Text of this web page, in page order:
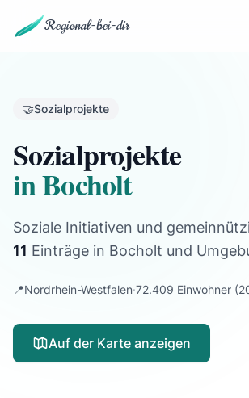
Regional-bei-dir
🤝Sozialprojekte
Sozialprojekte
in Bocholt
Soziale Initiativen und
11 Einträge in Bocholt und
📍Nordrhein-Westfalen·72.409 Einwohner
Auf der Karte anzeigen